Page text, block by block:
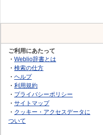
ご利用にあたって
・ Weblio辞書とは
・ 検索の仕方
・ ヘルプ
・ 利用規約
・ プライバシーポリシー
・ サイトマップ
・ クッキー・アクセスデータに
ついて